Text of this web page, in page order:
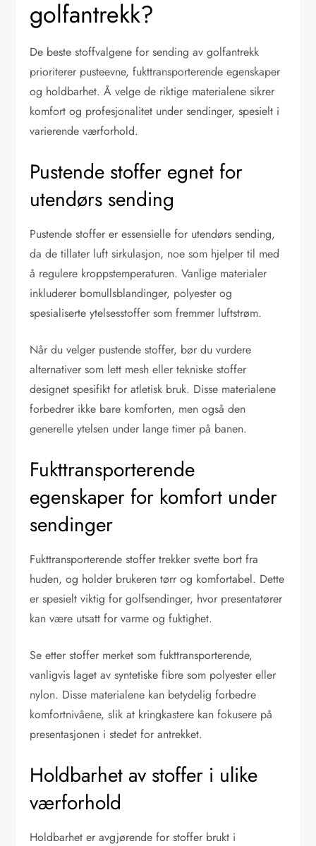
golfantrekk?
De beste stoffvalgene for sending av golfantrekk
prioriterer pusteevne, fukttransporterende egenskaper
og holdbarhet. Å velge de riktige materialene sikrer
komfort og profesjonalitet under sendinger, spesielt i
varierende værforhold.
Pustende stoffer egnet for
utendørs sending
Pustende stoffer er essensielle for utendørs sending,
da de tillater luft sirkulasjon, noe som hjelper til med
å regulere kroppstemperaturen. Vanlige materialer
inkluderer bomullsblandinger, polyester og
spesialiserte ytelsesstoffer som fremmer luftstrøm.
Når du velger pustende stoffer, bør du vurdere
alternativer som lett mesh eller tekniske stoffer
designet spesifikt for atletisk bruk. Disse materialene
forbedrer ikke bare komforten, men også den
generelle ytelsen under lange timer på banen.
Fukttransporterende
egenskaper for komfort under
sendinger
Fukttransporterende stoffer trekker svette bort fra
huden, og holder brukeren tørr og komfortabel. Dette
er spesielt viktig for golfsendinger, hvor presentatører
kan være utsatt for varme og fuktighet.
Se etter stoffer merket som fukttransporterende,
vanligvis laget av syntetiske fibre som polyester eller
nylon. Disse materialene kan betydelig forbedre
komfortnivåene, slik at kringkastere kan fokusere på
presentasjonen i stedet for antrekket.
Holdbarhet av stoffer i ulike
værforhold
Holdbarhet er avgjørende for stoffer brukt i